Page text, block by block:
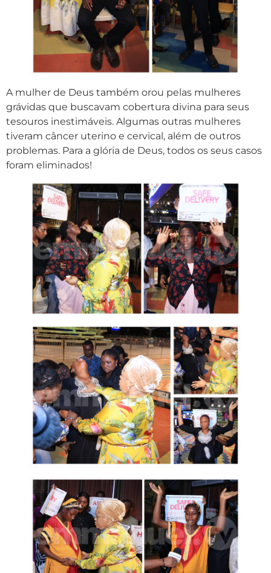
A mulher de Deus também orou pelas mulheres
grávidas que buscavam cobertura divina para seus
tesouros inestimáveis. Algumas outras mulheres
tiveram câncer uterino e cervical, além de outros
problemas. Para a glória de Deus, todos os seus casos
foram eliminados!